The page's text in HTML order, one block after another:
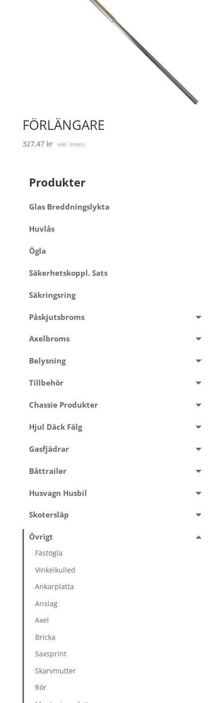
FÖRLÄNGARE
327,47 kr exkl. moms
Produkter
Glas Breddningslykta
Huvlås
Ögla
Säkerhetskoppl. Sats
Säkringsring
Påskjutsbroms
Axelbroms
Belysning
Tillbehör
Chassie Produkter
Hjul Däck Fälg
Gasfjädrar
Båttrailer
Husvagn Husbil
Skotersläp
Övrigt
Fästögla
Vinkelkulled
Ankarplatta
Anslag
Axel
Bricka
Saxsprint
Skarvmutter
Rör